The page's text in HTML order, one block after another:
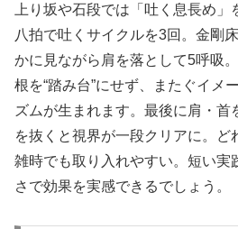
上り坂や石段では「吐く息長め
八拍で吐くサイクルを3回。金剛
かに見ながら肩を落として5呼吸
根を“踏み台”にせず、またぐイメ
ズムが生まれます。最後に肩・首
を抜くと視界が一段クリアに。ど
雑時でも取り入れやすい。短い実
さで効果を実感できるでしょう。